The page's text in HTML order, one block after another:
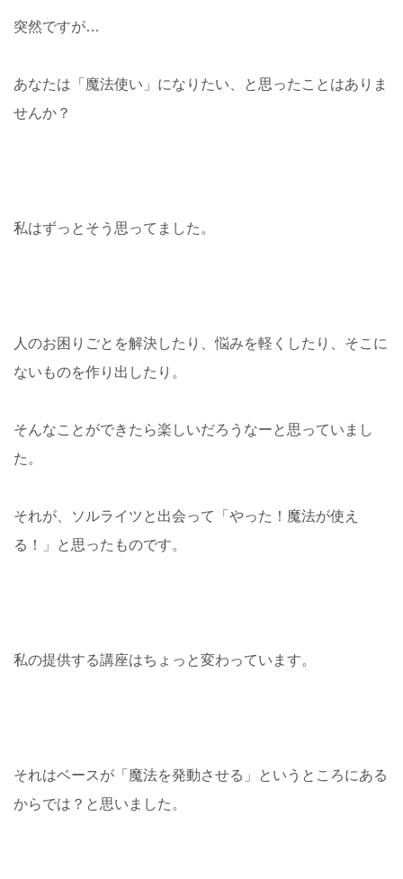
突然ですが…
あなたは「魔法使い」になりたい、と思ったことはありま
せんか？
私はずっとそう思ってました。
人のお困りごとを解決したり、悩みを軽くしたり、そこに
ないものを作り出したり。
そんなことができたら楽しいだろうなーと思っていまし
た。
それが、ソルライツと出会って「やった！魔法が使え
る！」と思ったものです。
私の提供する講座はちょっと変わっています。
それはベースが「魔法を発動させる」というところにある
からでは？と思いました。